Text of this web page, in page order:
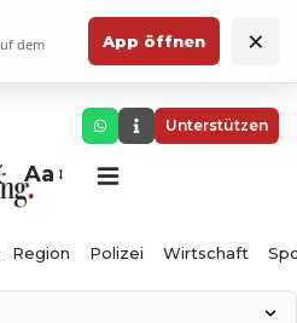
dem
App öffnen ×
Unterstützen
Aa
Region Polizei Wirtschaft